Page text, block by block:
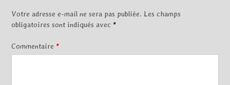
Votre adresse e-mail ne sera pas publiée. Les champs
obligatoires sont indiqués avec *
Commentaire *